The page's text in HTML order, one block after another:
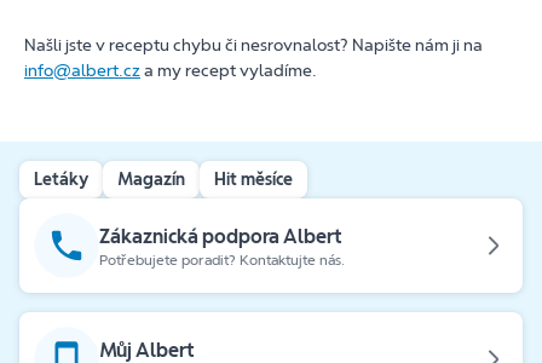
Našli jste v receptu chybu či nesrovnalost? Napište nám ji na
info@albert.cza my recept vyladíme.
Letáky Magazín Hit měsíce
Zákaznická podpora Albert
Potřebujete poradit? Kontaktujte nás.
Můj Albert